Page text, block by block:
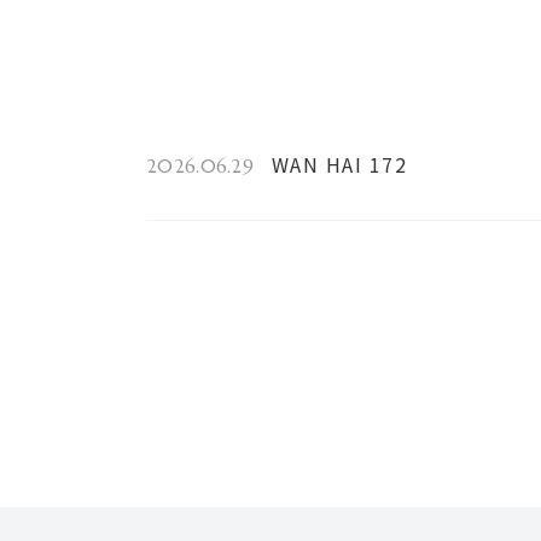
2026.06.29 WAN HAI 172